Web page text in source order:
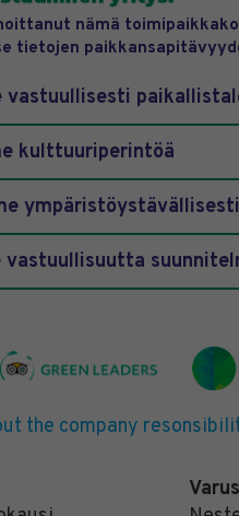
nämä
tietojen
vastuullisesti
kulttuuriperintöä
ympäristöystävällisesti
vastuullisuutta
the company